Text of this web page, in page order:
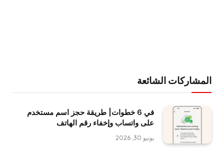
المشاركات الشائعة
في 6 خطوات| طريقة حجز اسم مستخدم
على واتساب وإخفاء رقم الهاتف
يونيو 30, 2026